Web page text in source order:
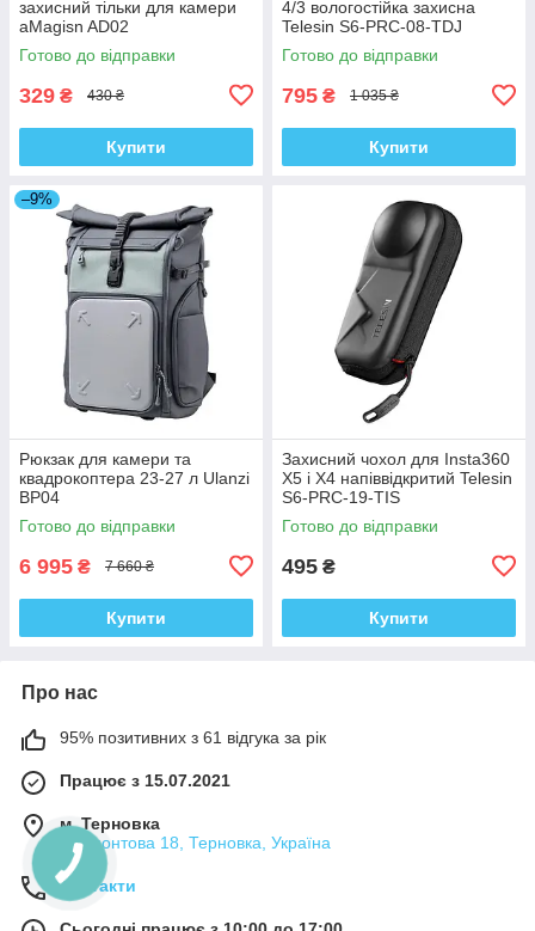
захисний тільки для камери
aMagisn AD02
Готово до відправки
329 ₴ 430 ₴
Купити
4/3 вологостійка захисна
Telesin S6-PRC-08-TDJ
Готово до відправки
795 ₴ 1 035 ₴
Купити
–9%
Рюкзак для камери та
квадрокоптера 23-27 л Ulanzi
BP04
Готово до відправки
6 995 ₴ 7 660 ₴
Купити
Захисний чохол для Insta360
X5 і X4 напіввідкритий Telesin
S6-PRC-19-TIS
Готово до відправки
495 ₴
Купити
Про нас
95% позитивних з 61 відгука за рік
Працює з 15.07.2021
м. Терновка
Лермонтова 18, Терновка, Україна
Контакти